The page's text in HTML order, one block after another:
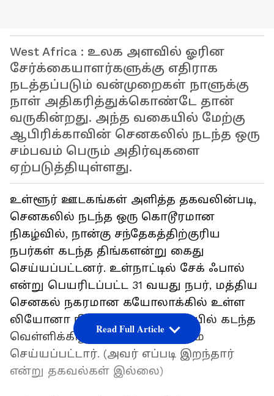
West Africa : உலக அளவில் ஓரின
சேர்க்கையாளர்களுக்கு எதிராக
நடத்தப்படும் வன்முறைகள் நாளுக்கு
நாள் அதிகரித்துக்கொண்டே தான்
வருகின்றது. அந்த வகையில் மேற்கு
ஆபிரிக்காவின் செனகலில் நடந்த ஒரு
சம்பவம் பெரும் அதிர்வுகளை
ஏற்படுத்தியுள்ளது.
உள்ளூர் ஊடகங்கள் அளித்த தகவலின்படி,
செனகலில் நடந்த ஒரு கொடூரமான
நிகழ்வில், நான்கு சந்தேகத்திற்குரிய
நபர்கள் கடந்த திங்களன்று கைது
செய்யப்பட்டனர். உள்நாட்டில் சேக் ஃபால்
என்று பெயரிடப்பட்ட 31 வயது நபர், மத்திய
செனகல் நகரமான கயோலாக்கில் உள்ள
லியோனா நியாசென் கல்லறையில் கடந்த
வெள்ளிக்கிழமை மாலை அடக்கம்
செய்யப்பட்டார். (அவர் எப்படி இறந்தார்
என்று தகவல்கள் இல்லை)
Read Full Article